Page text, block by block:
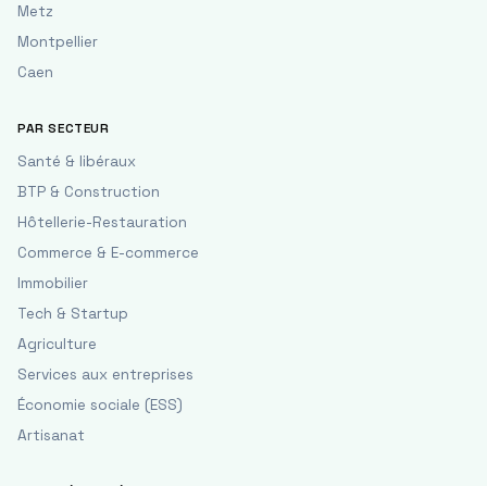
Metz
Montpellier
Caen
PAR SECTEUR
Santé & libéraux
BTP & Construction
Hôtellerie-Restauration
Commerce & E-commerce
Immobilier
Tech & Startup
Agriculture
Services aux entreprises
Économie sociale (ESS)
Artisanat